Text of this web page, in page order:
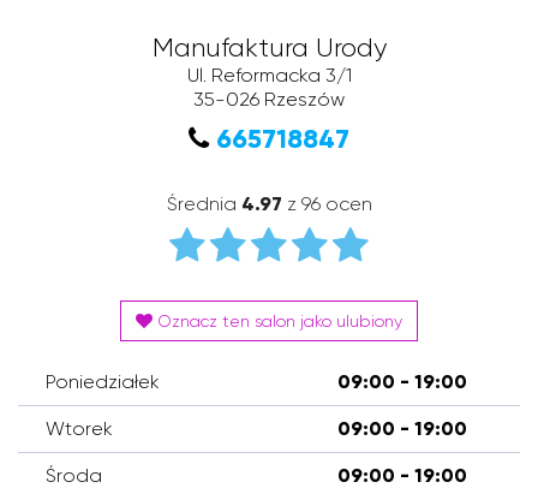
Manufaktura Urody
Ul. Reformacka 3/1
35-026 Rzeszów
665718847
Średnia 4.97 z 96 ocen
Oznacz ten salon jako ulubiony
Poniedziałek 09:00 - 19:00
Wtorek 09:00 - 19:00
Środa 09:00 - 19:00